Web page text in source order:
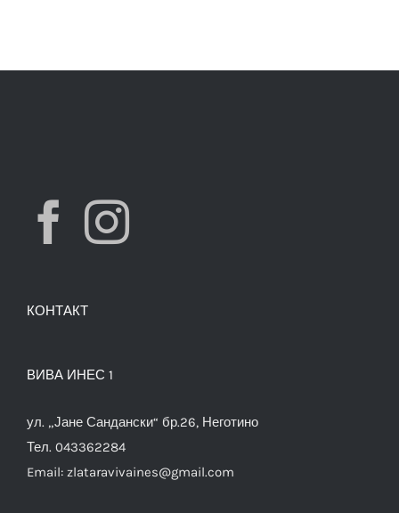
КОНТАКТ
ВИВА ИНЕС 1
ул. „Јане Сандански“ бр.26, Неготино
Тел. 043362284
Email: zlataravivaines@gmail.com